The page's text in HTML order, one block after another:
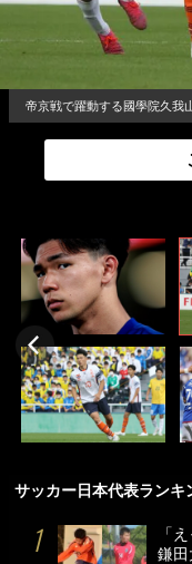
帝京戦で躍動する國學院久我
サッカー日本代表ランキ
「
鎌田